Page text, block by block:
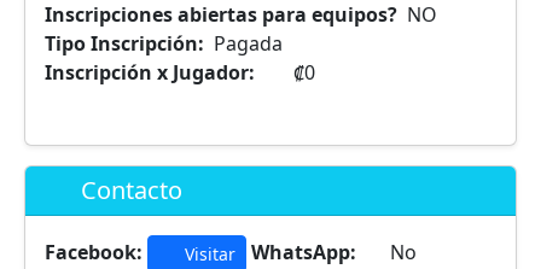
Inscripciones abiertas para equipos? NO
Tipo Inscripción: Pagada
Inscripción x Jugador:
₡0
Contacto
Facebook: Visitar WhatsApp:
No